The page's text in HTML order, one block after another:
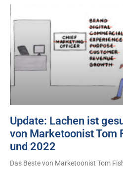
Update: Lachen ist
von Marketoonist Tom
und 2022
Das Beste von Marketoonist Tom